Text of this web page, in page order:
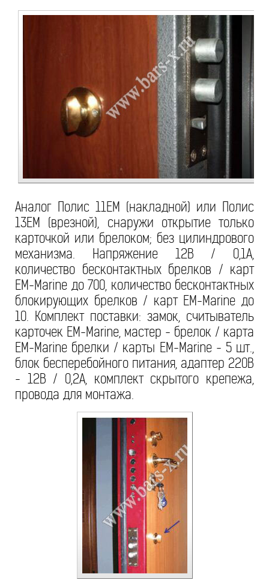
Аналог Полис 11ЕМ (накладной) или Полис
13ЕМ (врезной), снаружи открытие только
карточкой или брелоком; без цилиндрового
механизма. Напряжение 12В / 0,1А,
количество бесконтактных брелков / карт
ЕМ-Marine до 700, количество бесконтактных
блокирующих брелков / карт ЕМ-Marine до
10. Комплект поставки: замок, считыватель
карточек ЕМ-Marine, мастер - брелок / карта
ЕМ-Marine брелки / карты ЕМ-Marine - 5 шт.,
блок бесперебойного питания, адаптер 220В
- 12В / 0,2А, комплект скрытого крепежа,
провода для монтажа.